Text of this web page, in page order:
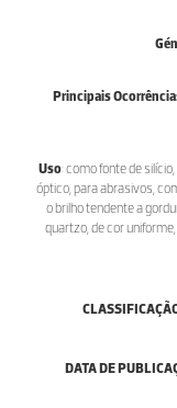
Principais
Uso: como fonte de
óptico, para abrasivos,
o brilho tendente a
quartzo, de cor
DATA DE